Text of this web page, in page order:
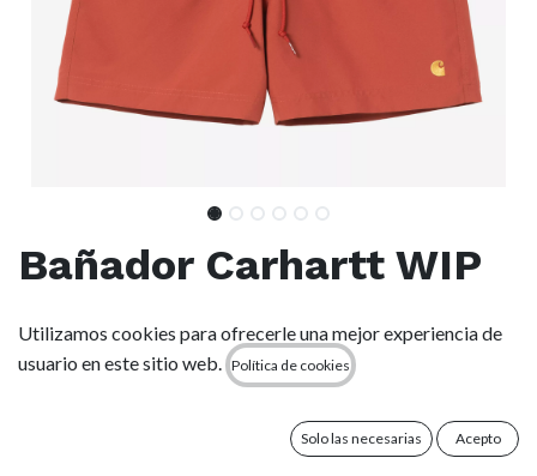
Bañador Carhartt WIP
Chase Swim - Oxide
Red/Gold
El bañador Chase Swim Trunks está confeccionado en un
Utilizamos cookies para ofrecerle una mejor experiencia de
usuario en este sitio web.
Política de cookies
Solo las necesarias Acepto